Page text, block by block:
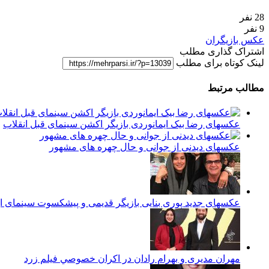
28 نفر
9 نفر
عکس بازیگران
اشتراک گذاری مطلب
لینک کوتاه برای مطلب
مطالب مرتبط
عکسهای رضا بیک ایمانوردی بازیگر اکشن سینمای قبل انقلاب
عکسهای دیدنی از جوانی و حال چهره های مشهور
عکسهای جدید پوری بنایی بازیگر قدیمی و پیشکسوت سینمای
مهران مدیری و بهرام رادان در اكران خصوصي فيلم زرد